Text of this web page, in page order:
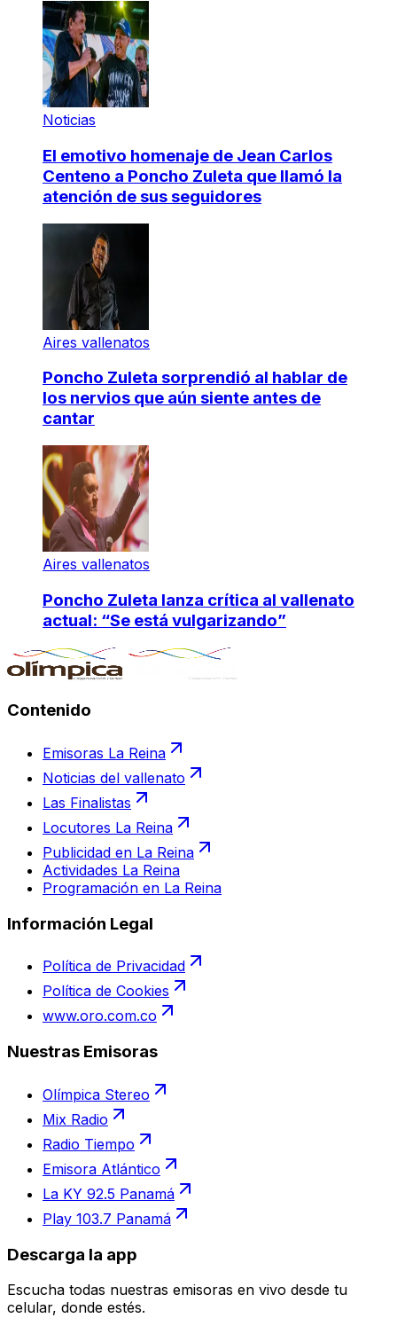
Noticias
El emotivo homenaje de Jean Carlos
Centeno a Poncho Zuleta que llamó la
atención de sus seguidores
Aires vallenatos
Poncho Zuleta sorprendió al hablar de
los nervios que aún siente antes de
cantar
Aires vallenatos
Poncho Zuleta lanza crítica al vallenato
actual: “Se está vulgarizando”
Contenido
Emisoras La Reina
Noticias del vallenato
Las Finalistas
Locutores La Reina
Publicidad en La Reina
Actividades La Reina
Programación en La Reina
Información Legal
Política de Privacidad
Política de Cookies
www.oro.com.co
Nuestras Emisoras
Olímpica Stereo
Mix Radio
Radio Tiempo
Emisora Atlántico
La KY 92.5 Panamá
Play 103.7 Panamá
Descarga la app
Escucha todas nuestras emisoras en vivo desde tu
celular, donde estés.